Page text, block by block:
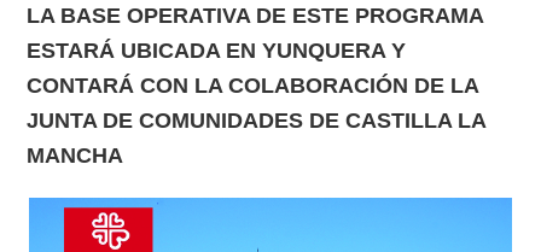
LA BASE OPERATIVA DE ESTE PROGRAMA
ESTARÁ UBICADA EN YUNQUERA Y
CONTARÁ CON LA COLABORACIÓN DE LA
JUNTA DE COMUNIDADES DE CASTILLA LA
MANCHA